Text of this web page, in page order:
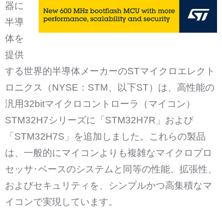
器に
半導
体を
提供
する世界的半導体メーカーのSTマイクロエレクト
ロニクス（NYSE：STM、以下ST）は、高性能の
汎用32bitマイクロコントローラ（マイコン）
STM32H7シリーズに「STM32H7R」および
「STM32H7S」を追加しました。これらの製品
は、一般的にマイコンよりも複雑なマイクロプロ
セッサ･ベースのシステムと同等の性能、拡張性、
およびセキュリティを、シンプルかつ高集積なマ
イコンで実現しています。